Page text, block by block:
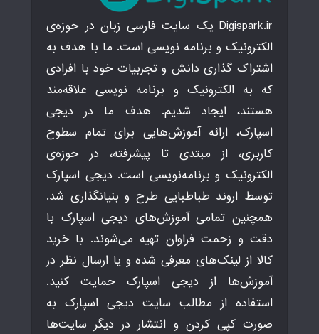
Digispark.ir یک سایت فارسی زبان در حوزه‌ی
الکترونیک و برنامه نویسی است. ما با هدف به
اشتراک گذاری دانش و تجربیات خود با افرادی
که به الکترونیک و برنامه نویسی علاقه‌مند
هستند، ایجاد شدیم. هدف ما در دیجی
اسپارک، ارائه آموزش‌هایی برای تمام سطوح
کاربری، از مبتدی تا پیشرفته، در حوزه‌ی
الکترونیک و برنامه‌نویسی است. دیجی اسپارک
توسط اروند طباطبایی طرح و بنیانگذاری شد.
همچنین تمامی آموزش‌های دیجی اسپارک با
دقت و زحمت فراوان تهیه می‌شوند. با خرید
کالا از لینک‌های معرفی شده و یا ارسال نظر در
آموزش‌ها از دیجی اسپارک حمایت کنید.
استفاده از مطالب سایت دیجی اسپارک به
صورت کپی کردن و انتشار در دیگر سایت‌ها